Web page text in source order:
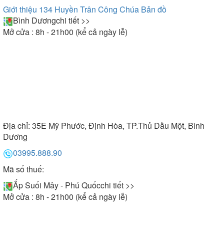
Giới thiệu 134 Huyền Trân Công Chúa Bản đồ
Bình Dươngchi tiết >>
Mở cửa : 8h - 21h00 (kể cả ngày lễ)
Địa chỉ: 35E Mỹ Phước, Định Hòa, TP.Thủ Dầu Một, Bình
Dương
03995.888.90
Mã số thuế:
Ấp Suối Mây - Phú Quốcchi tiết >>
Mở cửa : 8h - 21h00 (kể cả ngày lễ)